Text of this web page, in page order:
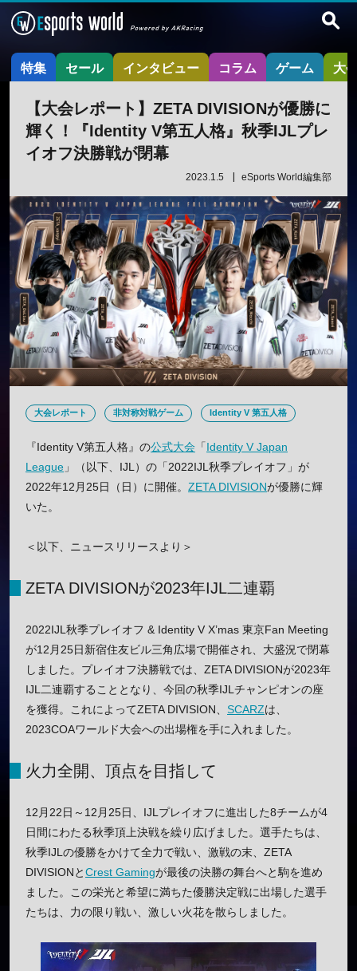
特集 セール インタビュー コラム ゲーム 大
【大会レポート】ZETA DIVISIONが優勝に
輝く！『Identity V第五人格』秋季IJLプレ
イオフ決勝戦が閉幕
2023.1.5 eSports World編集部
大会レポート 非対称対戦ゲーム Identity V 第五人格
『Identity V第五人格』の公式大会 「Identity V Japan
League 」（以下、IJL）の「2022IJL秋季プレイオフ」が
2022年12月25日（日）に開催。 ZETA DIVISIONが優勝に輝
いた。
＜以下、ニュースリリースより＞
ZETA DIVISIONが2023年IJL二連覇
2022IJL秋季プレイオフ & Identity V X’mas 東京Fan Meeting
が12月25日新宿住友ビル三角広場で開催され、大盛況で閉幕
しました。プレイオフ決勝戦では、ZETA DIVISIONが2023年
IJL二連覇することとなり、今回の秋季IJLチャンピオンの座
を獲得。これによってZETA DIVISION、 SCARZは、
2023COAワールド大会への出場権を手に入れました。
火力全開、頂点を目指して
12月22日～12月25日、IJLプレイオフに進出した8チームが4
日間にわたる秋季頂上決戦を繰り広げました。選手たちは、
秋季IJLの優勝をかけて全力で戦い、激戦の末、ZETA
DIVISIONとCrest Gamingが最後の決勝の舞台へと駒を進め
ました。この栄光と希望に満ちた優勝決定戦に出場した選手
たちは、力の限り戦い、激しい火花を散らしました。